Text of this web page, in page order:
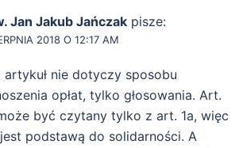
Jan Jakub Jańczak pisze:
2018 O 12:17 AM
artykuł nie dotyczy sposobu
opłat, tylko głosowania. Art.
być czytany tylko z art. 1a, więc
podstawą do solidarności. A